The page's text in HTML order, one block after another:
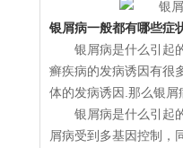
银屑病一般都有哪些症
银屑病是什么引起
癣疾病的发病诱因有很
体的发病诱因.那么银
银屑病是什么引起
屑病受到多基因控制，